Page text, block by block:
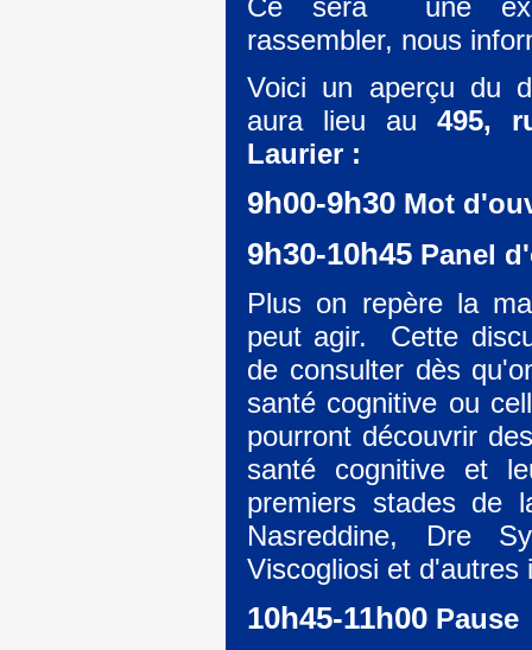
Ce sera une
rassembler, nous
Voici un aperçu du
aura lieu au495,
Laurier :
9h00-9h30 Mot
9h30-10h45 Panel
Plus on repère la
peut agir. Cette
de consulter dès
santé cognitive ou
pourront découvrir
santé cognitive et
premiers stades
Nasreddine, Dre
Viscogliosi et d'autres
10h45-11h00 Pause